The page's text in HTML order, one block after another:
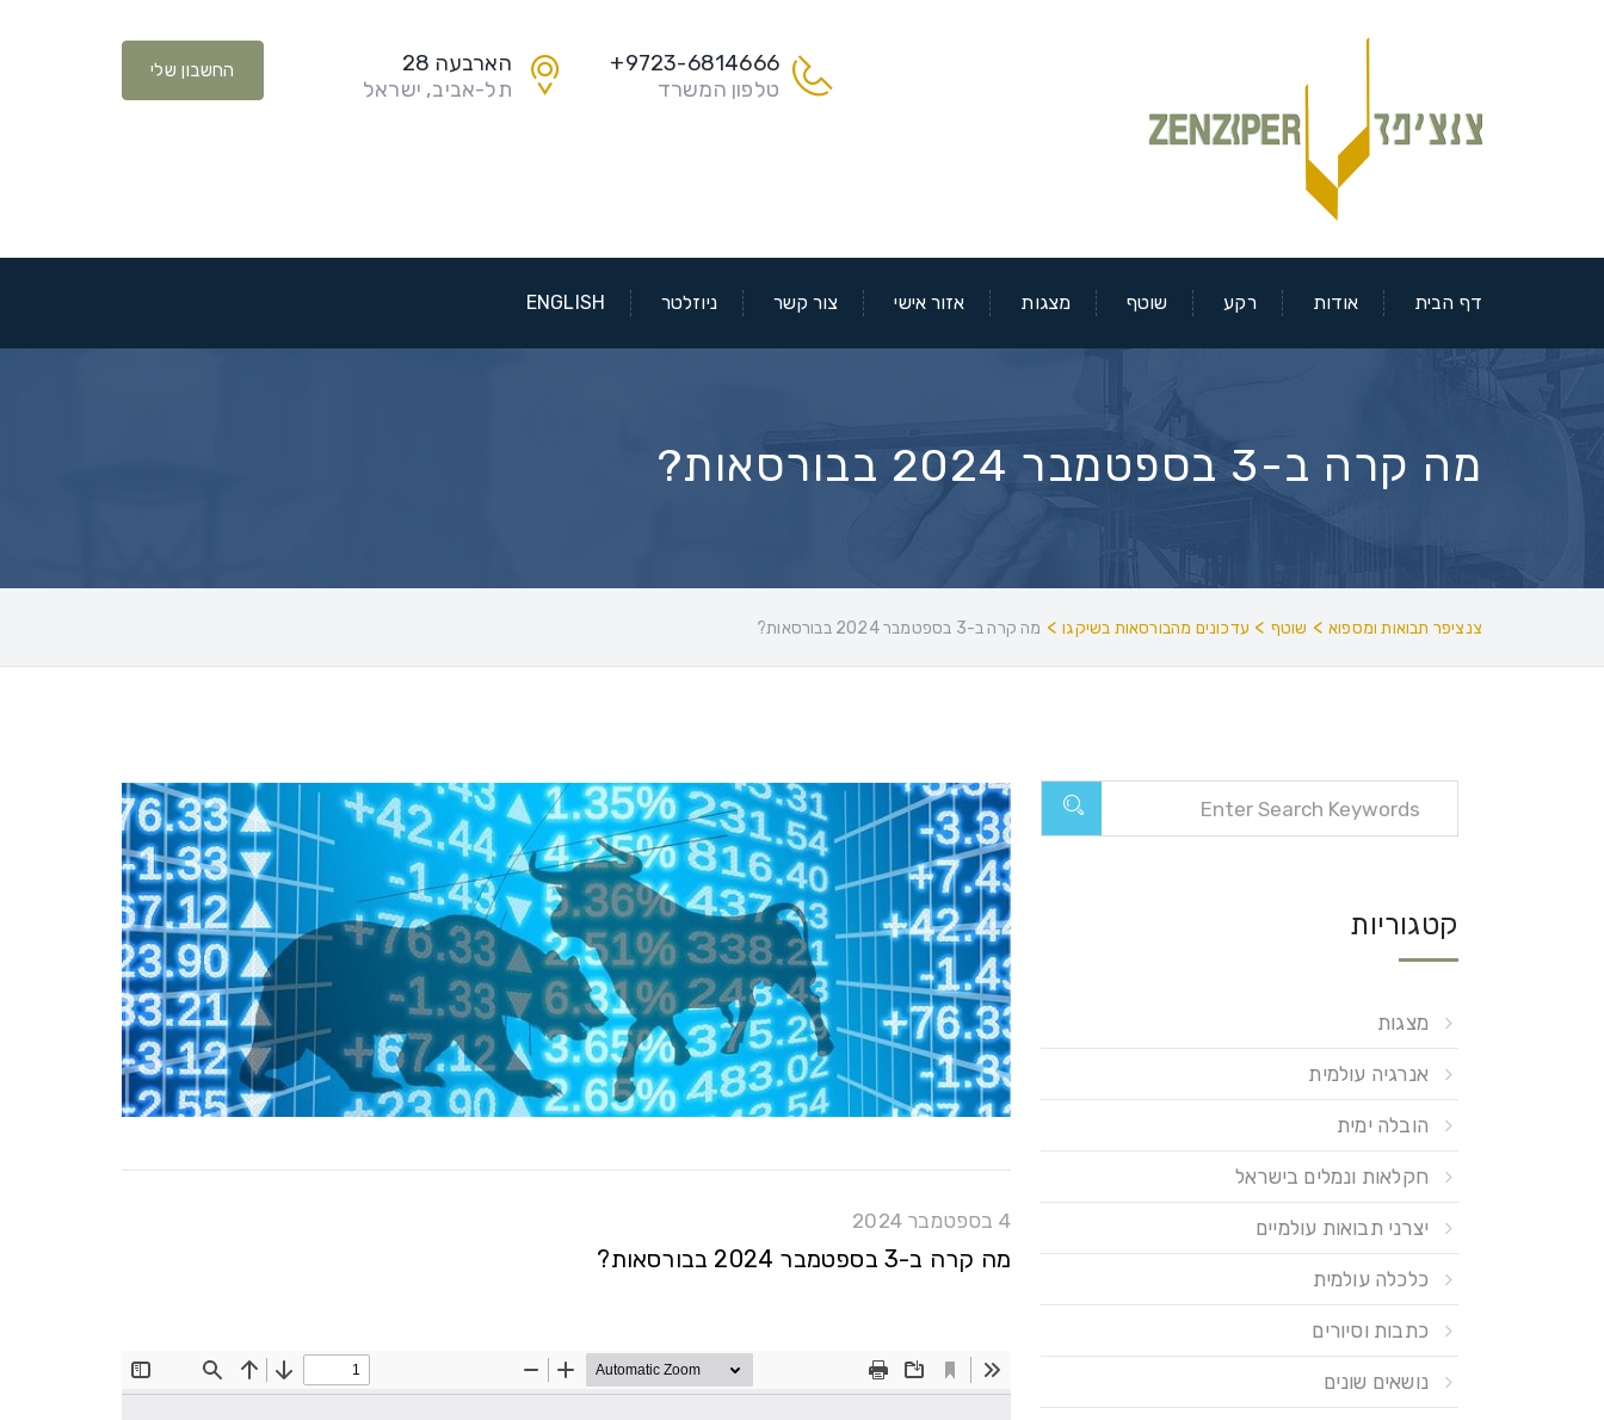
החשבון שלי
9723-6814666+
טלפון המשרד
הארבעה 28
תל-אביב, ישראל
דף הבית אודות רקע שוטף מצגות אזור אישי צור קשר ניוזלטר ENGLISH
מה קרה ב-3 בספטמבר 2024 בבורסאות?
צנציפר תבואות ומספוא > שוטף > עדכונים מהבורסאות בשיקגו> מה קרה ב-3 בספטמבר 2024 בבורסאות?
4 בספטמבר 2024
מה קרה ב-3 בספטמבר 2024 בבורסאות?
קטגוריות
מצגות
אנרגיה עולמית
הובלה ימית
חקלאות ונמלים בישראל
יצרני תבואות עולמיים
כלכלה עולמית
כתבות וסיורים
נושאים שונים